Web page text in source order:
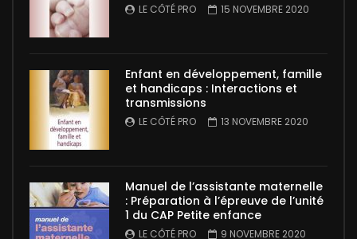
LE CÔTÉ PRO 15 NOVEMBRE 2020
Enfant en développement, famille
et handicaps : Interactions et
transmissions
LE CÔTÉ PRO 13 NOVEMBRE 2020
Manuel de l’assistante maternelle
: Préparation à l’épreuve de l’unité
1 du CAP Petite enfance
LE CÔTÉ PRO 9 NOVEMBRE 2020